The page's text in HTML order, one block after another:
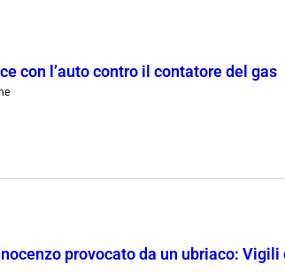
con l’auto contro il contatore del gas
provocato da un ubriaco: